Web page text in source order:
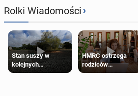
Rolki Wiadomości›
Stan suszy w
kolejnych
regionach Anglii.
HMRC ostrzega
rodziców
pobierających Child